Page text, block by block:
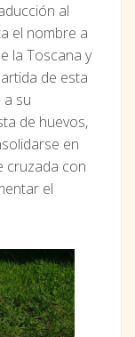
al
el nombre a
la Toscana y
de esta
a su
de huevos,
en
cruzada con
el